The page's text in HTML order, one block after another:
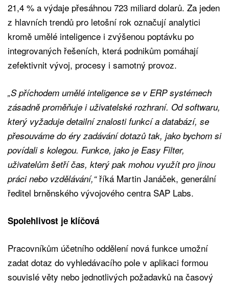
21,4 % a výdaje přesáhnou 723 miliard dolarů. Za jeden
z hlavních trendů pro letošní rok označují analytici
kromě umělé inteligence i zvýšenou poptávku po
integrovaných řešeních, která podnikům pomáhají
zefektivnit vývoj, procesy i samotný provoz.
„S příchodem umělé inteligence se v ERP systémech
zásadně proměňuje i uživatelské rozhraní. Od softwaru,
který vyžaduje detailní znalosti funkcí a databází, se
přesouváme do éry zadávání dotazů tak, jako bychom si
povídali s kolegou. Funkce, jako je Easy Filter,
uživatelům šetří čas, který pak mohou využít pro jinou
práci nebo vzdělávání,“říká Martin Janáček, generální
ředitel brněnského vývojového centra SAP Labs.
Spolehlivost je klíčová
Pracovníkům účetního oddělení nová funkce umožní
zadat dotaz do vyhledávacího pole v aplikaci formou
souvislé věty nebo jednotlivých požadavků na časový